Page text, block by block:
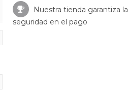
Nuestra tienda garantiza la
seguridad en el pago